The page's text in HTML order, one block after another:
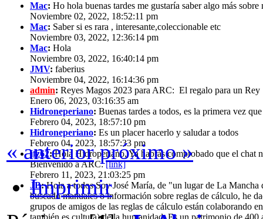
Mac: Ho hola buenas tardes me gustaría saber algo más
Noviembre 02, 2022, 18:52:11 pm
Mac: Saber si es rara , interesante,coleccionable etc
Noviembre 03, 2022, 12:36:14 pm
Mac: Hola
Noviembre 03, 2022, 16:40:14 pm
JMV: faberius
Noviembre 04, 2022, 16:14:36 pm
admin: Reyes Magos 2023 para ARC: El regalo para un
Enero 06, 2023, 03:16:35 am
Hidroneperiano: Buenas tardes a todos, es la primera vez
Febrero 04, 2023, 18:57:10 pm
Hidroneperiano: Es un placer hacerlo y saludar a todos
Febrero 04, 2023, 18:57:33 pm
jfz62:Hola Hidroperiano, Ya habrás comprobado que el chat
Bienvenido a ARC:[link]
Febrero 11, 2023, 21:03:25 pm
JB:Hola a todos Soy José María, de "un lugar de La Mancha
buscado manuales o información sobre reglas de cálculo, he
grupos de amigos de las reglas de cálculo están colaborando
« anterior próximo »
Imprimir